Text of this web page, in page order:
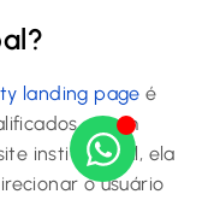
landing page é
ou em
institucional, ela
o usuário